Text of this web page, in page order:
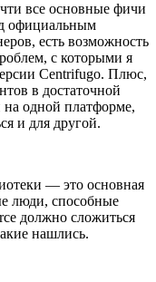
все основные фичи
официальным
есть возможность
с которыми я
Centrifugo. Плюс,
в достаточной
одной платформе,
и для другой.
— это основная
люди, способные
должно сложиться
нашлись.